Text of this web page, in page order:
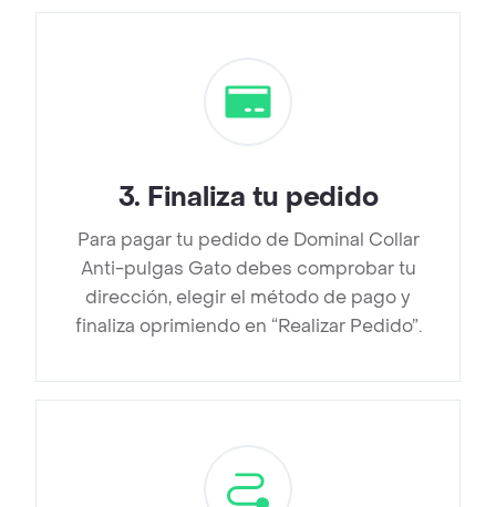
3. Finaliza tu pedido
Para pagar tu pedido de Dominal Collar
Anti-pulgas Gato debes comprobar tu
dirección, elegir el método de pago y
finaliza oprimiendo en “Realizar Pedido”.